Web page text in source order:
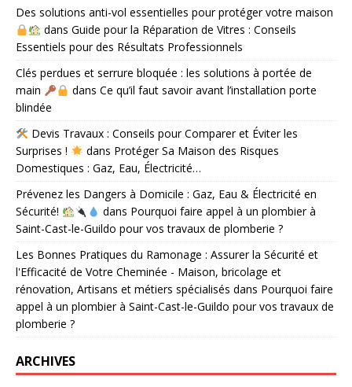
Des solutions anti-vol essentielles pour protéger votre maison
dans Guide pour la Réparation de Vitres : Conseils
Essentiels pour des Résultats Professionnels
Clés perdues et serrure bloquée : les solutions à portée de
main
dans Ce qu’il faut savoir avant l’installation porte
blindée
Devis Travaux : Conseils pour Comparer et Éviter les
Surprises !
dans Protéger Sa Maison des Risques
Domestiques : Gaz, Eau, Électricité…
Prévenez les Dangers à Domicile : Gaz, Eau & Électricité en
Sécurité!
dans Pourquoi faire appel à un plombier à
Saint-Cast-le-Guildo pour vos travaux de plomberie ?
Les Bonnes Pratiques du Ramonage : Assurer la Sécurité et
l'Efficacité de Votre Cheminée - Maison, bricolage et
rénovation, Artisans et métiers spécialisés dans Pourquoi faire
appel à un plombier à Saint-Cast-le-Guildo pour vos travaux de
plomberie ?
ARCHIVES